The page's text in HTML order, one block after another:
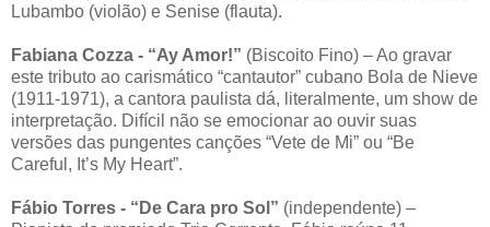
Lubambo (violão) e Senise (flauta).
Fabiana Cozza - “Ay Amor!” (Biscoito Fino) – Ao gravar
este tributo ao carismático “cantautor” cubano Bola de Nieve
(1911-1971), a cantora paulista dá, literalmente, um show de
interpretação. Difícil não se emocionar ao ouvir suas
versões das pungentes canções “Vete de Mi” ou “Be
Careful, It’s My Heart”.
Fábio Torres - “De Cara pro Sol” (independente) –